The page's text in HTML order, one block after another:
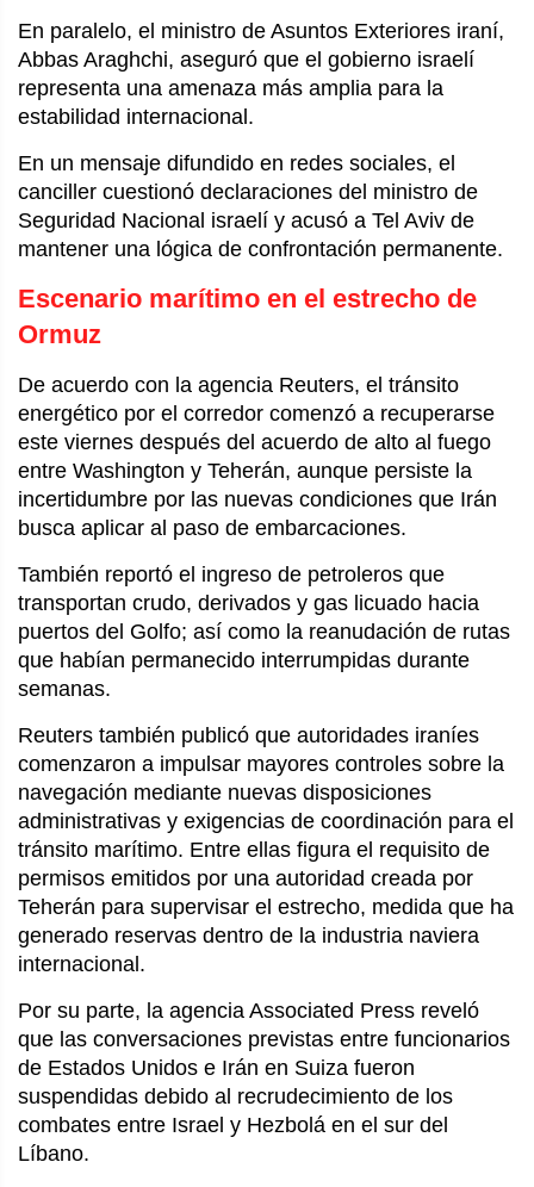
En paralelo, el ministro de Asuntos Exteriores iraní,
Abbas Araghchi, aseguró que el gobierno israelí
representa una amenaza más amplia para la
estabilidad internacional.
En un mensaje difundido en redes sociales, el
canciller cuestionó declaraciones del ministro de
Seguridad Nacional israelí y acusó a Tel Aviv de
mantener una lógica de confrontación permanente.
Escenario marítimo en el estrecho de
Ormuz
De acuerdo con la agencia Reuters, el tránsito
energético por el corredor comenzó a recuperarse
este viernes después del acuerdo de alto al fuego
entre Washington y Teherán, aunque persiste la
incertidumbre por las nuevas condiciones que Irán
busca aplicar al paso de embarcaciones.
También reportó el ingreso de petroleros que
transportan crudo, derivados y gas licuado hacia
puertos del Golfo; así como la reanudación de rutas
que habían permanecido interrumpidas durante
semanas.
Reuters también publicó que autoridades iraníes
comenzaron a impulsar mayores controles sobre la
navegación mediante nuevas disposiciones
administrativas y exigencias de coordinación para el
tránsito marítimo. Entre ellas figura el requisito de
permisos emitidos por una autoridad creada por
Teherán para supervisar el estrecho, medida que ha
generado reservas dentro de la industria naviera
internacional.
Por su parte, la agencia Associated Press reveló
que las conversaciones previstas entre funcionarios
de Estados Unidos e Irán en Suiza fueron
suspendidas debido al recrudecimiento de los
combates entre Israel y Hezbolá en el sur del
Líbano.